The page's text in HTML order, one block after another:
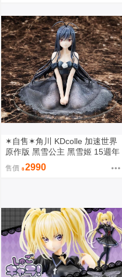
✶自售✶角川 KDcolle 加速世界
原作版 黑雪公主 黑雪姬 15週年
紀念 結婚禮服 15周年
售價 2990